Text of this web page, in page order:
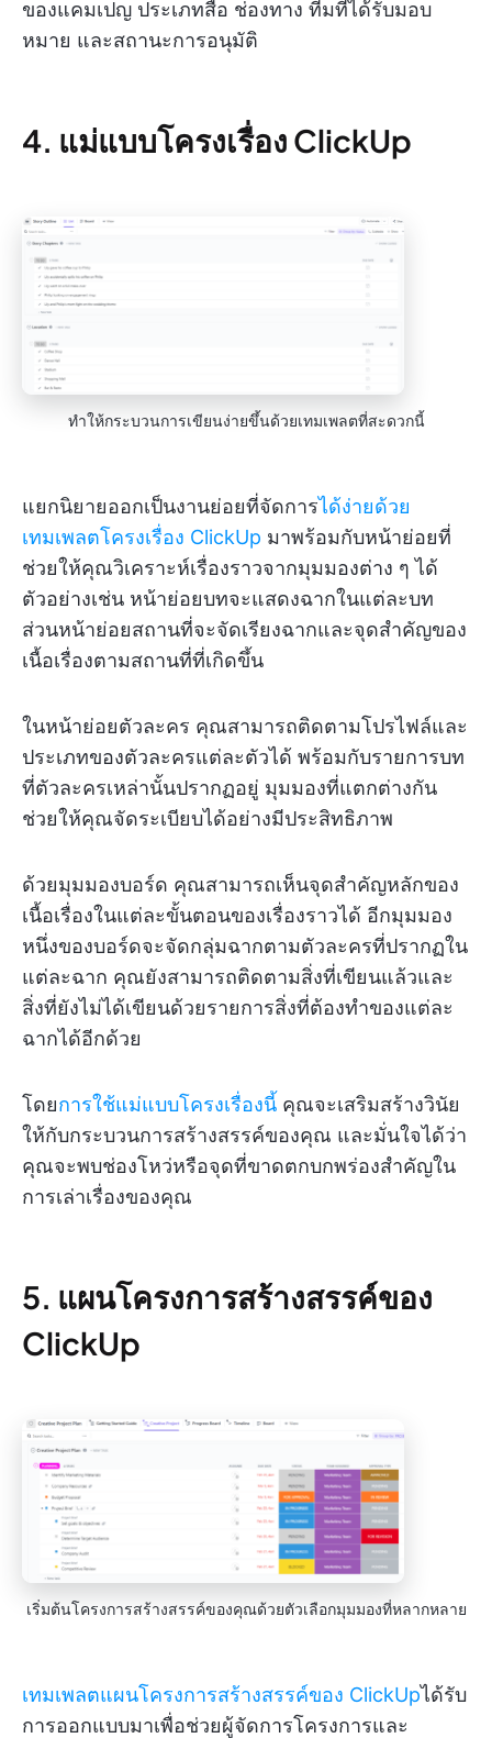
ของแคมเปญ ประเภทสื่อ ช่องทาง ทีมที่ได้รับมอบ
หมาย และสถานะการอนุมัติ
4. แม่แบบโครงเรื่อง ClickUp
ทำให้กระบวนการเขียนง่ายขึ้นด้วยเทมเพลตที่สะดวกนี้
แยกนิยายออกเป็นงานย่อยที่จัดการได้ง่ายด้วย
เทมเพลตโครงเรื่อง ClickUp มาพร้อมกับหน้าย่อยที่
ช่วยให้คุณวิเคราะห์เรื่องราวจากมุมมองต่าง ๆ ได้
ตัวอย่างเช่น หน้าย่อยบทจะแสดงฉากในแต่ละบท
ส่วนหน้าย่อยสถานที่จะจัดเรียงฉากและจุดสำคัญของ
เนื้อเรื่องตามสถานที่ที่เกิดขึ้น
ในหน้าย่อยตัวละคร คุณสามารถติดตามโปรไฟล์และ
ประเภทของตัวละครแต่ละตัวได้ พร้อมกับรายการบท
ที่ตัวละครเหล่านั้นปรากฏอยู่ มุมมองที่แตกต่างกัน
ช่วยให้คุณจัดระเบียบได้อย่างมีประสิทธิภาพ
ด้วยมุมมองบอร์ด คุณสามารถเห็นจุดสำคัญหลักของ
เนื้อเรื่องในแต่ละขั้นตอนของเรื่องราวได้ อีกมุมมอง
หนึ่งของบอร์ดจะจัดกลุ่มฉากตามตัวละครที่ปรากฏใน
แต่ละฉาก คุณยังสามารถติดตามสิ่งที่เขียนแล้วและ
สิ่งที่ยังไม่ได้เขียนด้วยรายการสิ่งที่ต้องทำของแต่ละ
ฉากได้อีกด้วย
โดยการใช้แม่แบบโครงเรื่องนี้ คุณจะเสริมสร้างวินัย
ให้กับกระบวนการสร้างสรรค์ของคุณ และมั่นใจได้ว่า
คุณจะพบช่องโหว่หรือจุดที่ขาดตกบกพร่องสำคัญใน
การเล่าเรื่องของคุณ
5. แผนโครงการสร้างสรรค์ของ
ClickUp
เริ่มต้นโครงการสร้างสรรค์ของคุณด้วยตัวเลือกมุมมองที่หลากหลาย
เทมเพลตแผนโครงการสร้างสรรค์ของ ClickUpได้รับ
การออกแบบมาเพื่อช่วยผู้จัดการโครงการและ